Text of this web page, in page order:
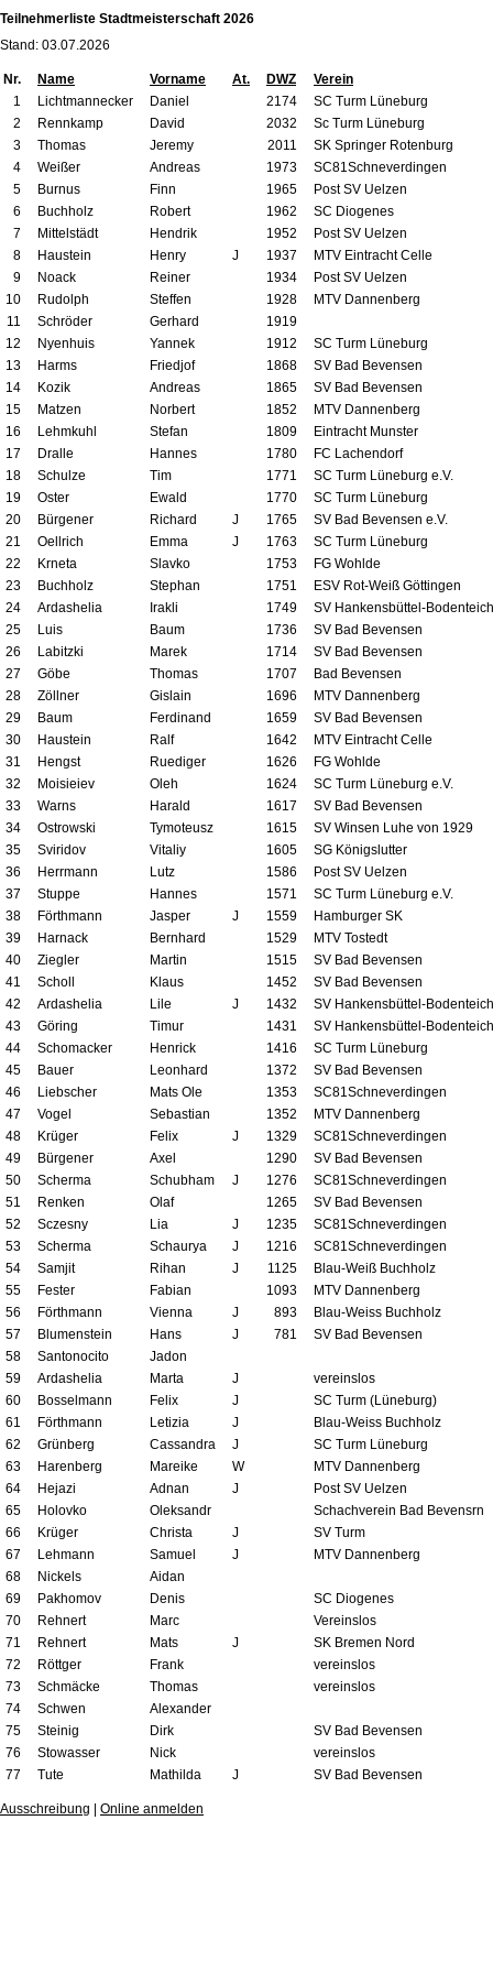
Teilnehmerliste Stadtmeisterschaft 2026
Stand: 03.07.2026
Nr. Name Vorname At. DWZ
Verein
1
Lichtmannecker Daniel 2174
SC Turm Lüneburg
2
Rennkamp David 2032
Sc Turm Lüneburg
3
Thomas Jeremy 2011
SK Springer Rotenburg
4
Weißer Andreas 1973
SC81Schneverdingen
5
Burnus Finn 1965
Post SV Uelzen
6
Buchholz Robert 1962
SC Diogenes
7
Mittelstädt Hendrik 1952
Post SV Uelzen
8
Haustein Henry J 1937
MTV Eintracht Celle
9
Noack Reiner 1934
Post SV Uelzen
10
Rudolph Steffen 1928
MTV Dannenberg
11
Schröder Gerhard
1919
12
Nyenhuis Yannek 1912
SC Turm Lüneburg
13
Harms Friedjof 1868
SV Bad Bevensen
14
Kozik Andreas 1865
SV Bad Bevensen
15
Matzen Norbert 1852
MTV Dannenberg
16
Lehmkuhl Stefan 1809
Eintracht Munster
17
Dralle Hannes 1780
FC Lachendorf
18
Schulze Tim 1771
SC Turm Lüneburg e.V.
19
Oster Ewald 1770
SC Turm Lüneburg
20
Bürgener Richard J 1765
SV Bad Bevensen e.V.
21
Oellrich Emma J 1763
SC Turm Lüneburg
22
Krneta Slavko 1753
FG Wohlde
23
Buchholz Stephan 1751
ESV Rot-Weiß Göttingen
24
Ardashelia Irakli 1749
SV Hankensbüttel-Bodenteich
25
Luis Baum 1736
SV Bad Bevensen
26
Labitzki Marek 1714
SV Bad Bevensen
27
Göbe Thomas 1707
Bad Bevensen
28
Zöllner Gislain 1696
MTV Dannenberg
29
Baum Ferdinand 1659
SV Bad Bevensen
30
Haustein Ralf 1642
MTV Eintracht Celle
31
Hengst Ruediger 1626
FG Wohlde
32
Moisieiev Oleh 1624
SC Turm Lüneburg e.V.
33
Warns Harald 1617
SV Bad Bevensen
34
Ostrowski Tymoteusz 1615
SV Winsen Luhe von 1929
35
Sviridov Vitaliy 1605
SG Königslutter
36
Herrmann Lutz 1586
Post SV Uelzen
37
Stuppe Hannes 1571
SC Turm Lüneburg e.V.
38
Förthmann Jasper J 1559
Hamburger SK
39
Harnack Bernhard 1529
MTV Tostedt
40
Ziegler Martin 1515
SV Bad Bevensen
41
Scholl Klaus 1452
SV Bad Bevensen
42
Ardashelia Lile J 1432
SV Hankensbüttel-Bodenteich
43
Göring Timur 1431
SV Hankensbüttel-Bodenteich
44
Schomacker Henrick 1416
SC Turm Lüneburg
45
Bauer Leonhard 1372
SV Bad Bevensen
46
Liebscher Mats Ole 1353
SC81Schneverdingen
47
Vogel Sebastian 1352
MTV Dannenberg
48
Krüger Felix J 1329
SC81Schneverdingen
49
Bürgener Axel 1290
SV Bad Bevensen
50
Scherma Schubham J 1276
SC81Schneverdingen
51
Renken Olaf 1265
SV Bad Bevensen
52
Sczesny Lia J 1235
SC81Schneverdingen
53
Scherma Schaurya J 1216
SC81Schneverdingen
54
Samjit Rihan J 1125
Blau-Weiß Buchholz
55
Fester Fabian 1093
MTV Dannenberg
56
Förthmann Vienna J 893
Blau-Weiss Buchholz
57
Blumenstein Hans J 781
SV Bad Bevensen
58
Santonocito
Jadon
59
Ardashelia Marta J
vereinslos
60
Bosselmann Felix J
SC Turm (Lüneburg)
61
Förthmann Letizia J
Blau-Weiss Buchholz
62
Grünberg Cassandra J
SC Turm Lüneburg
63
Harenberg Mareike W
MTV Dannenberg
64
Hejazi Adnan J
Post SV Uelzen
65
Holovko Oleksandr
Schachverein Bad Bevensrn
66
Krüger Christa J
SV Turm
67
Lehmann Samuel J
MTV Dannenberg
68
Nickels
Aidan
69
Pakhomov Denis
SC Diogenes
70
Rehnert Marc
Vereinslos
71
Rehnert Mats J
SK Bremen Nord
72
Röttger Frank
vereinslos
73
Schmäcke Thomas
vereinslos
74
Schwen
Alexander
75
Steinig Dirk
SV Bad Bevensen
76
Stowasser Nick
vereinslos
77
Tute Mathilda J SV Bad Bevensen
Ausschreibung Online anmelden